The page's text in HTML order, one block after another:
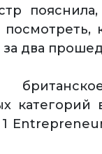
два
категорий